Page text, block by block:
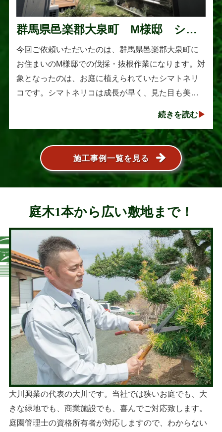
群馬県邑楽郡大泉町 M様邸 シマ
トネリコの伐採と抜根作業
今回ご依頼いただいたのは、群馬県邑楽郡大泉町に
お住まいのM様邸での伐採・抜根作業になります。対
象となったのは、お庭に植えられていたシマトネリ
コです。シマトネリコは成長が早く、見た目も美し
続きを読む
施工事例一覧を見る
庭木1本から広い敷地まで！
大川興業の代表の大川です。当社では狭いお庭でも、大
きな緑地でも、商業施設でも、喜んでご対応致します。
庭園管理士の資格所有者が対応しますので、わからない